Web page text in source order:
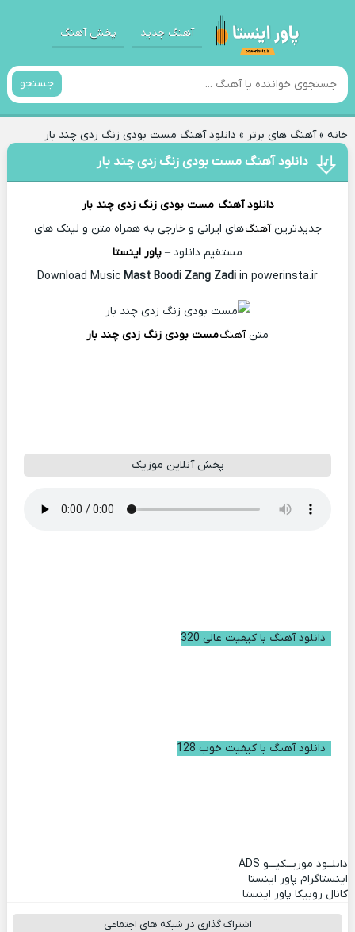
آهنگ جدید پخش آهنگ
جستجو
خانه»آهنگ های برتر » دانلود آهنگ مست بودی زنگ زدی چند بار
دانلود آهنگ مست بودی زنگ زدی چند بار
دانلود آهنگ مست بودی زنگ زدی چند بار
جدیدترینآهنگهای ایرانی و خارجی به همراه متن و لینک های
مستقیم دانلود – پاور اینستا
Download Music
Mast Boodi Zang Zadi in powerinsta.ir
متنآهنگمست بودی زنگ زدی چند بار
پخش آنلاین موزیک
دانلود آهنگ با کیفیت عالی 320
دانلود آهنگ با کیفیت خوب 128
دانلــود موزیــکیـــو ADS
اینستاگرام پاور اینستا
کانال روبیکا پاور اینستا
اشتراک گذاری در شبکه های اجتماعی